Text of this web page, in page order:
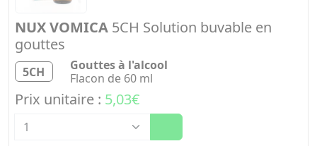
NUX VOMICA 5CH Solution buvable en
gouttes
5CH
Gouttes à l'alcool
Flacon de 60 ml
Prix unitaire : 5,03€